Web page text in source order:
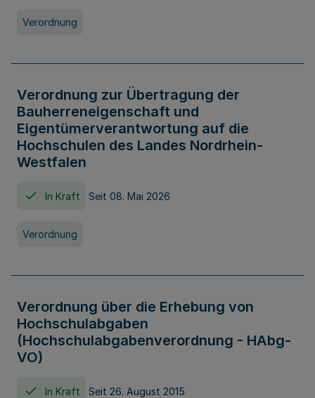
Verordnung
Verordnung zur Übertragung der
Bauherreneigenschaft und
Eigentümerverantwortung auf die
Hochschulen des Landes Nordrhein-
Westfalen
In Kraft Seit 08. Mai 2026
Verordnung
Verordnung über die Erhebung von
Hochschulabgaben
(Hochschulabgabenverordnung - HAbg-
VO)
In Kraft Seit 26. August 2015